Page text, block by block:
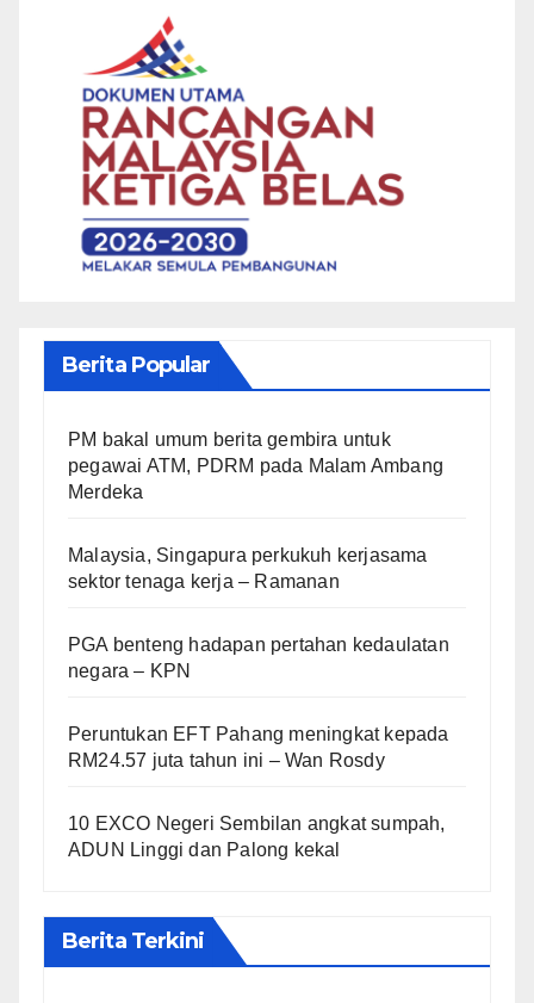
Berita Popular
PM bakal umum berita gembira untuk
pegawai ATM, PDRM pada Malam Ambang
Merdeka
Malaysia, Singapura perkukuh kerjasama
sektor tenaga kerja – Ramanan
PGA benteng hadapan pertahan kedaulatan
negara – KPN
Peruntukan EFT Pahang meningkat kepada
RM24.57 juta tahun ini – Wan Rosdy
10 EXCO Negeri Sembilan angkat sumpah,
ADUN Linggi dan Palong kekal
Berita Terkini